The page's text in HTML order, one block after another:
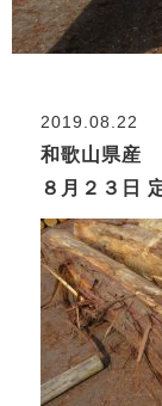
2019.08.22
和歌山県産
８月２３日